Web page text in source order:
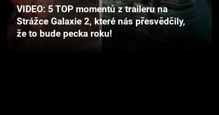
Cool Esport
Pořady
VIDEO: 5 TOP momentů z traileru na
Strážce Galaxie 2, které nás přesvědčily,
že to bude pecka roku!